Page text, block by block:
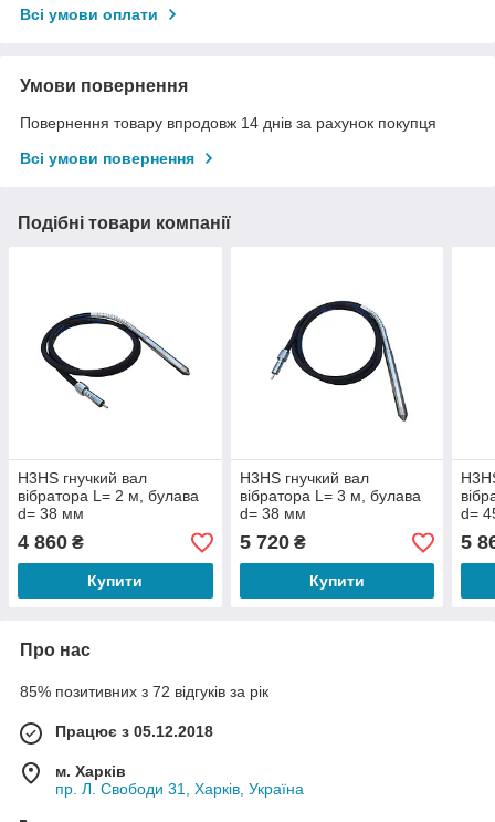
Всі умови оплати
Умови повернення
Повернення товару впродовж 14 днів за рахунок покупця
Всі умови повернення
Подібні товари компанії
H3HS гнучкий вал
вібратора L= 2 м, булава
d= 38 мм
4 860 ₴
Купити
H3HS гнучкий вал
вібратора L= 3 м, булава
d= 38 мм
5 720₴
Купити
d=
5
Про нас
85% позитивних з 72 відгуків за рік
Працює з 05.12.2018
м. Харків
пр. Л. Свободи 31, Харків, Україна